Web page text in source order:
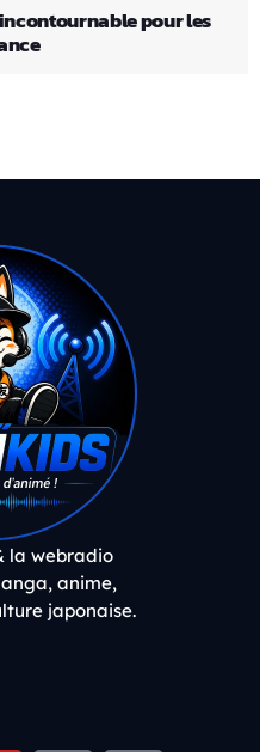
pour les
la webradio
anime,
japonaise.